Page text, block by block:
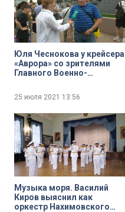
Юля Чеснокова у крейсера
«Аврора» со зрителями
Главного Военно-
25 июля 2021 13:56
Музыка моря. Василий
Киров выяснил как
оркестр Нахимовского